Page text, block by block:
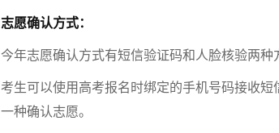
志愿确认方式：
今年志愿确认方式有短信验证码和人脸核验两种
考生可以使用高考报名时绑定的手机号码接收
一种确认志愿。